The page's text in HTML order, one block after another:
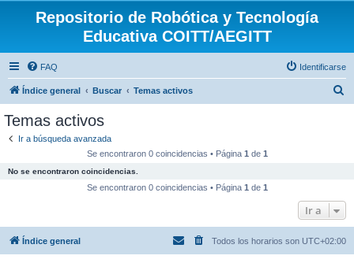
Repositorio de Robótica y Tecnología
Educativa COITT/AEGITT
FAQ Identificarse
Índice general Buscar Temas activos
Temas activos
Ir a búsqueda avanzada
Se encontraron 0 coincidencias • Página 1 de 1
No se encontraron coincidencias.
Se encontraron 0 coincidencias • Página 1 de 1
Ir a
Índice general Todos los horarios son UTC+02:00